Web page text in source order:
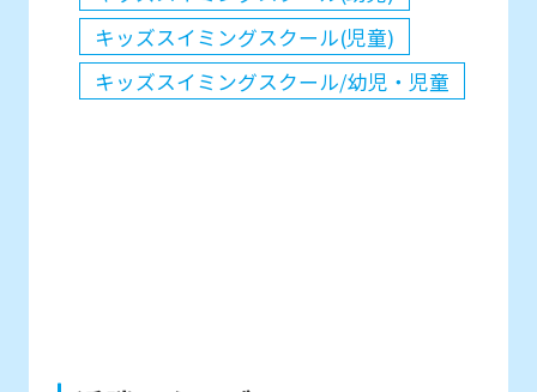
キッズスイミングスクール(児童)
キッズスイミングスクール/幼児・児童